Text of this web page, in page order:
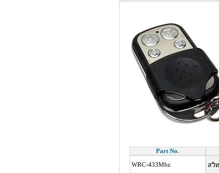
Part No.
WRC-433Mhz
สวิ